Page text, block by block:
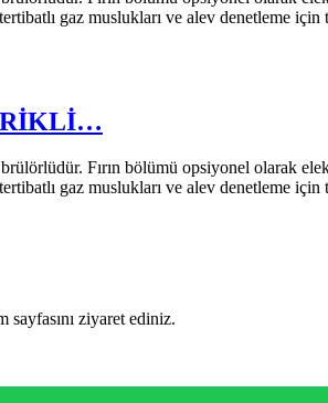
gaz muslukları ve alev denetleme
Fırın bölümü opsiyonel olarak
gaz muslukları ve alev denetleme
ziyaret ediniz.